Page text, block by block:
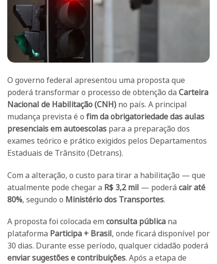
O governo federal apresentou uma proposta que
poderá transformar o processo de obtenção da Carteira
Nacional de Habilitação (CNH) no país. A principal
mudança prevista é o fim da obrigatoriedade das aulas
presenciais em autoescolas para a preparação dos
exames teórico e prático exigidos pelos Departamentos
Estaduais de Trânsito (Detrans).
Com a alteração, o custo para tirar a habilitação — que
atualmente pode chegar a R$ 3,2 mil — poderá cair até
80%, segundo o Ministério dos Transportes.
A proposta foi colocada em consulta pública na
plataforma Participa + Brasil, onde ficará disponível por
30 dias. Durante esse período, qualquer cidadão poderá
enviar sugestões e contribuições. Após a etapa de